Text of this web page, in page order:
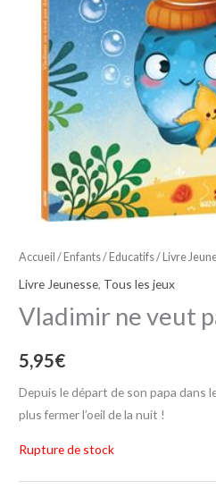
Accueil / Enfants / Educatifs/ Livre
Livre Jeunesse, Tous les jeux
Vladimir ne veut
5,95€
Depuis le départ de son papa dans
plus fermer l’oeil de la nuit !
Rupture de stock